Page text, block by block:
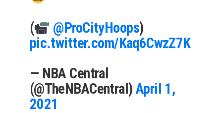
( @ProCityHoops)
pic.twitter.com/Kaq6CwzZ7K
— NBA Central
(@TheNBACentral) April 1,
2021